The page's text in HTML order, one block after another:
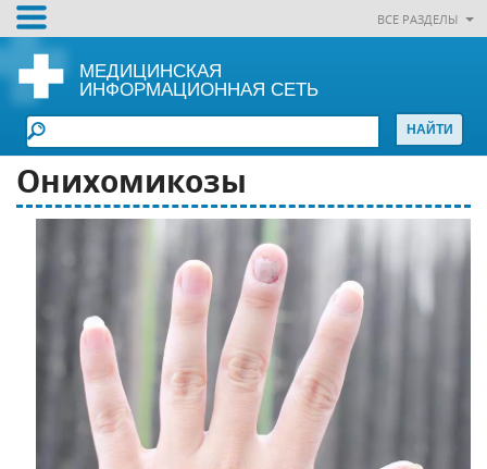
ВСЕ РАЗДЕЛЫ
МЕДИЦИНСКАЯ
ИНФОРМАЦИОННАЯ СЕТЬ
Онихомикозы